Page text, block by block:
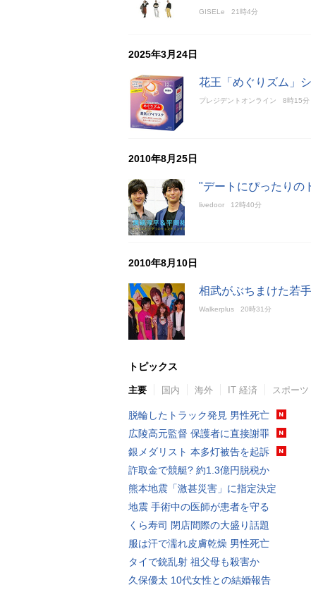
GISELe 21時4分
2025年3月24日
花王「めぐりズム」
プレジデントオンライン 8時15分
2010年8月25日
"デートにぴったりの
livedoor 12時40分
2010年8月10日
相武がぶちまけた若
Walkerplus 20時31分
トピックス
主要 国内 海外 IT 経済 スポーツ
脱輪したトラック発見 男性死亡
広陵高元監督 保護者に直接謝罪
銀メダリスト 本多灯被告を起訴
詐取金で競艇? 約1.3億円脱税か
熊本地震「激甚災害」に指定決定
地震 手術中の医師が患者を守る
くら寿司 閉店間際の大盛り話題
服は汗で濡れ皮膚乾燥 男性死亡
タイで銃乱射 祖父母も殺害か
久保優太 10代女性との結婚報告